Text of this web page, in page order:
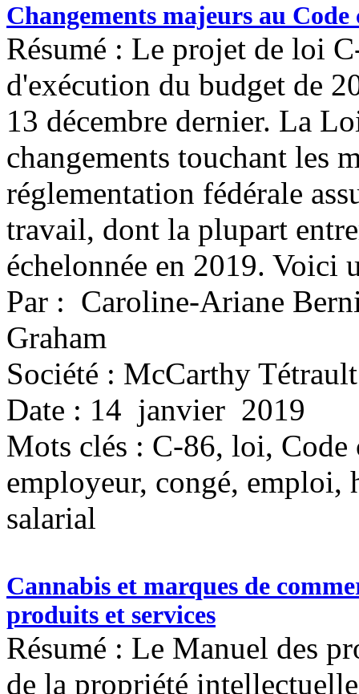
Changements majeurs au
Résumé : Le projet de loi
d'exécution du budget de
13 décembre dernier. La
changements touchant les
réglementation fédérale
travail, dont la plupart
échelonnée en 2019. Voici
Par : Caroline-Ariane
Graham
Société : McCarthy Tétrault
Date : 14 janvier 2019
Mots clés : C-86, loi, Code
employeur, congé, emploi,
salarial
Cannabis et marques de
produits et services
Résumé : Le Manuel des
de la propriété